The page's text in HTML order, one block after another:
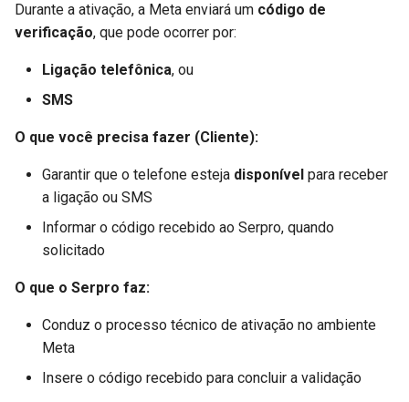
Durante a ativação, a Meta enviará um código de
verificação, que pode ocorrer por:
Ligação telefônica, ou
SMS
O que você precisa fazer (Cliente):
Garantir que o telefone esteja disponível para receber
a ligação ou SMS
Informar o código recebido ao Serpro, quando
solicitado
O que o Serpro faz:
Conduz o processo técnico de ativação no ambiente
Meta
Insere o código recebido para concluir a validação